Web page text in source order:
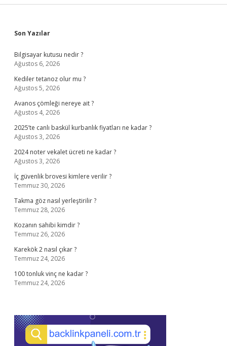
Sidebar
Son Yazılar
Bilgisayar kutusu nedir ?
Ağustos 6, 2026
Kediler tetanoz olur mu ?
Ağustos 5, 2026
Avanos çömleği nereye ait ?
Ağustos 4, 2026
2025’te canlı baskül kurbanlık fiyatları ne kadar ?
Ağustos 3, 2026
2024 noter vekalet ücreti ne kadar ?
Ağustos 3, 2026
İç güvenlik brovesi kimlere verilir ?
Temmuz 30, 2026
Takma göz nasıl yerleştirilir ?
Temmuz 28, 2026
Kozanın sahibi kimdir ?
Temmuz 26, 2026
Karekök 2 nasıl çıkar ?
Temmuz 24, 2026
100 tonluk vinç ne kadar ?
Temmuz 24, 2026